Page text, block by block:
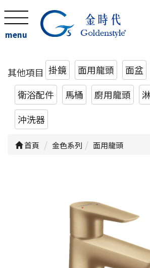
menu
其他項目 掛鏡 面用龍頭 面盆
衛浴配件
馬桶 廚用龍頭
沖洗器
首頁 金色系列 面用龍頭